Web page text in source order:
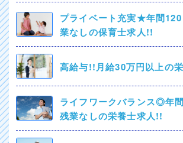
プライベート充実★年間
業なしの保育士求人!!
高給与!!月給30万円以上の
ライフワークバランス◎年
残業なしの栄養士求人!!